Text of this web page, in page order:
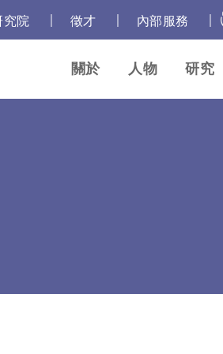
究院 徵才 內部服務
關於 人物 研究